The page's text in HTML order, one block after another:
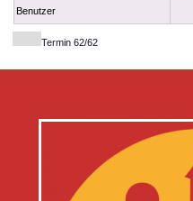
Benutzer
Termin 62/62